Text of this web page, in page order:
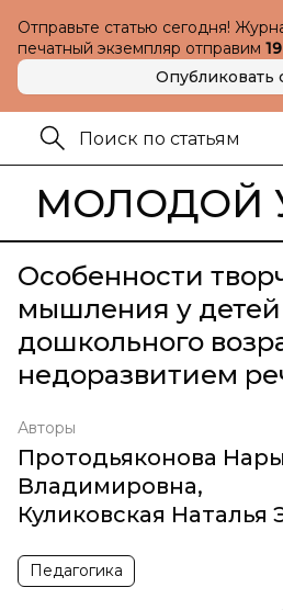
Отправьте статью сегодня!
печатный экземпляр отправим
Опубликовать
МОЛОДОЙ
Особенности
мышления у
дошкольного
недоразвитием
Авторы
Протодьяконова
Владимировна,
Куликовская Наталья
Педагогика